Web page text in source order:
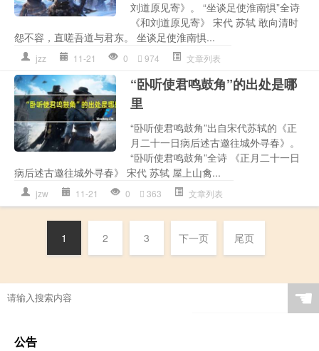
刘道原见寄》。 “坐谈足使淮南惧”全诗
《和刘道原见寄》 宋代 苏轼 敢向清时
怨不容，直嗟吾道与君东。 坐谈足使淮南惧...
jzz 11-21 0 974 文章列表
“卧听使君鸣鼓角”的出处是哪
里
“卧听使君鸣鼓角”出自宋代苏轼的《正
月二十一日病后述古邀往城外寻春》。
“卧听使君鸣鼓角”全诗 《正月二十一日
病后述古邀往城外寻春》 宋代 苏轼 屋上山禽...
jzw 11-21 0 363 文章列表
1 2 3 下一页 尾页
☚
公告